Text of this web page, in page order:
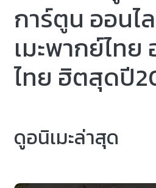
การ์ตูน ออนไ
เมะพากย์ไทย
ไทย ฮิตสุดปี
ดูอนิเมะล่าสุด